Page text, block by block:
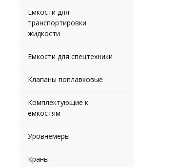
Емкости для
транспортировки
жидкости
Емкости для спецтехники
Клапаны поплавковые
Комплектующие к
емкостям
Уровнемеры
Краны